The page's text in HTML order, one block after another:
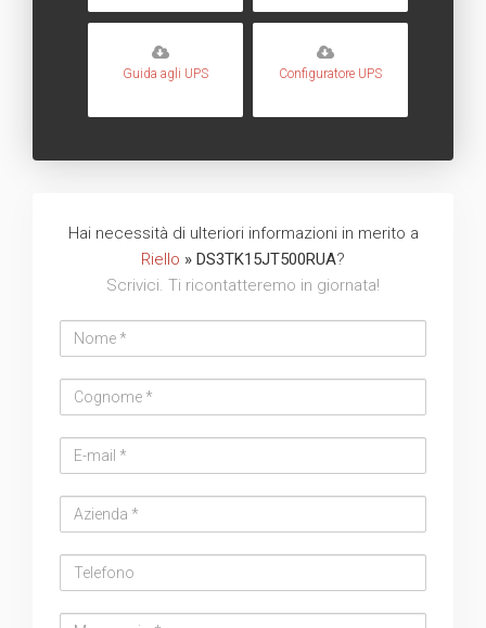
Guida agli UPS Configuratore UPS
Hai necessità di ulteriori informazioni in merito a
Riello » DS3TK15JT500RUA?
Scrivici. Ti ricontatteremo in giornata!
address